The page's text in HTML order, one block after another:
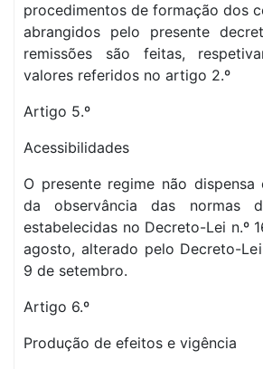
procedimentos de formação dos
abrangidos pelo presente
remissões são feitas,
valores referidos no artigo 2.º
Artigo 5.º
Acessibilidades
O presente regime não dispensa
da observância das normas
estabelecidas no Decreto-Lei n.º
agosto, alterado pelo Decreto-
9 de setembro.
Artigo 6.º
Produção de efeitos e vigência